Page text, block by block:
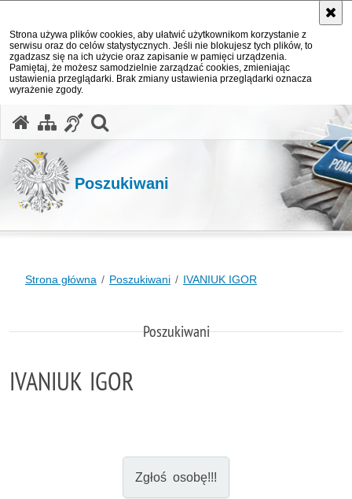
Strona używa plików cookies, aby ułatwić użytkownikom korzystanie z
serwisu oraz do celów statystycznych. Jeśli nie blokujesz tych plików, to
zgadzasz się na ich użycie oraz zapisanie w pamięci urządzenia.
Pamiętaj, że możesz samodzielnie zarządzać cookies, zmieniając
ustawienia przeglądarki. Brak zmiany ustawienia przeglądarki oznacza
wyrażenie zgody.
Poszukiwani
Strona główna Poszukiwani IVANIUK IGOR
Poszukiwani
IVANIUK IGOR
Zgłoś osobę!!!